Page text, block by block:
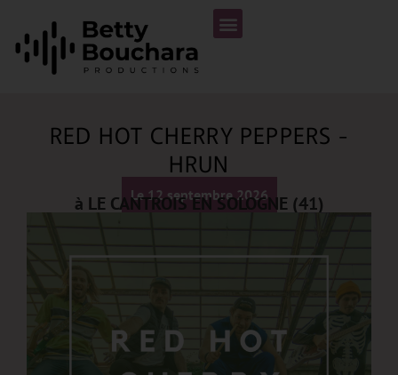
RED HOT CHERRY PEPPERS -
HRUN
Le 12 septembre 2026
à LE CANTROIS EN SOLOGNE (41)